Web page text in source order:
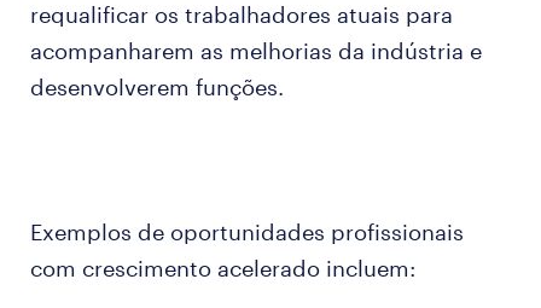
requalificar os trabalhadores atuais para
acompanharem as melhorias da indústria e
desenvolverem funções.
Exemplos de oportunidades profissionais
com crescimento acelerado incluem: